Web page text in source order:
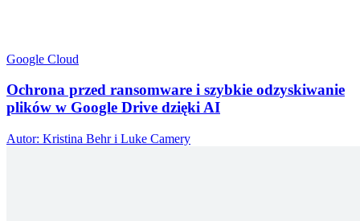
Google Cloud
Ochrona przed ransomware i szybkie odzyskiwanie
plików w Google Drive dzięki AI
Autor: Kristina Behr i Luke Camery